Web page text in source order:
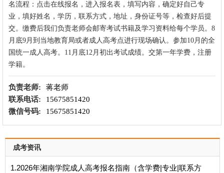
名流程：点击在线报名，进入报名表，填写内容，确定好自己专
业，填好姓名，学历，联系方式，地址，身份证号等，检查好后提
交。缴费后我们负责老师会邮寄考试书籍及学习资料给每个学员。8
月底9月到当地教育局或者成人高考点进行现场确认。参加10月的全
国统一成人高考。11月底12月初出考试成绩。交第一年学费，注册
学籍。
负责老师:
蒋老师
联系电话:
15675851420
微信号码:
15675851420
成考资讯
1.2026年湘南学院成人高考报名指南（含学费|专业|联系方